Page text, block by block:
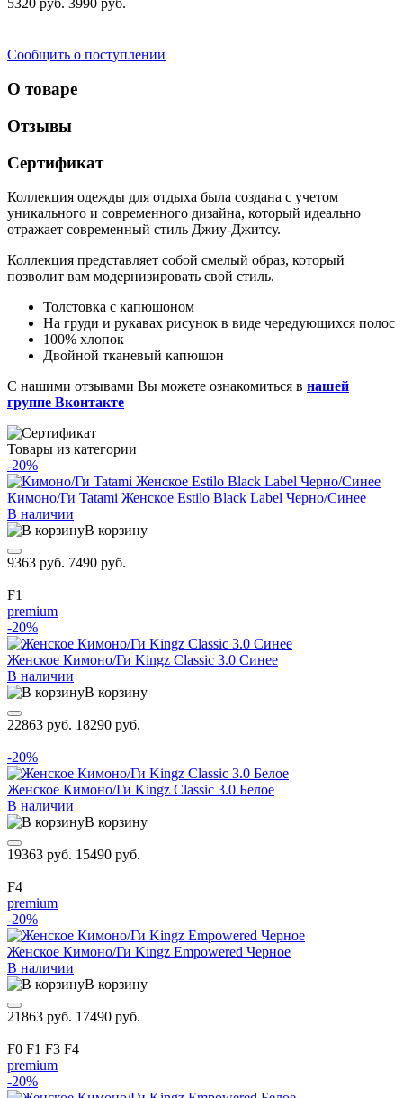
Сообщить о поступлении
О товаре
Отзывы
Сертификат
Коллекция одежды для отдыха была создана с учетом
уникального и современного дизайна, который идеально
отражает современный стиль Джиу-Джитсу.
Коллекция представляет собой смелый образ, который
позволит вам модернизировать свой стиль.
Толстовка с капюшоном
На груди и рукавах рисунок в виде чередующихся полос
100% хлопок
Двойной тканевый капюшон
С нашими отзывами Вы можете ознакомиться в нашей
группе Вконтакте
Товары из категории
-20%
Кимоно/Ги Tatami Женское Estilo Black Label Черно/Синее
В наличии
В корзину
9363 руб. 7490 руб.
F1
premium
-20%
Женское Кимоно/Ги Kingz Classic 3.0 Синее
В наличии
В корзину
22863 руб. 18290 руб.
-20%
Женское Кимоно/Ги Kingz Classic 3.0 Белое
В наличии
В корзину
19363 руб. 15490 руб.
F4
premium
-20%
Женское Кимоно/Ги Kingz Empowered Черное
В наличии
В корзину
21863 руб. 17490 руб.
F0 F1 F3 F4
premium
-20%